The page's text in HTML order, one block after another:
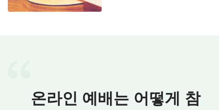
온라인 예배는 어떻게 참